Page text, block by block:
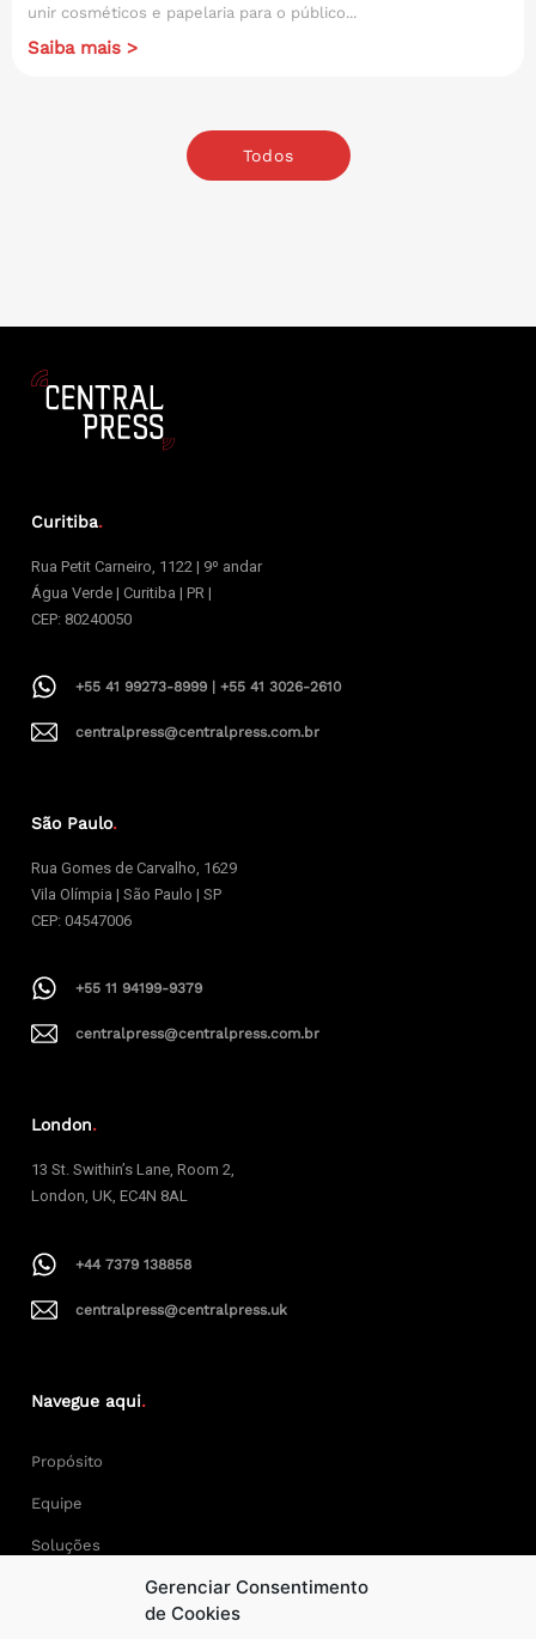
Gerenciar Consentimento
de Cookies
unir cosméticos e papelaria para o público...
Saiba mais >
Todos
Curitiba.
Rua Petit Carneiro, 1122 | 9º andar
Água Verde | Curitiba | PR |
CEP: 80240050
+55 41 99273-8999 | +55 41 3026-2610
centralpress@centralpress.com.br
São Paulo.
Rua Gomes de Carvalho, 1629
Vila Olímpia | São Paulo | SP
CEP: 04547006
+55 11 94199-9379
centralpress@centralpress.com.br
London.
13 St. Swithin’s Lane, Room 2,
London, UK, EC4N 8AL
+44 7379 138858
centralpress@centralpress.uk
Navegue aqui.
Propósito
Equipe
Soluções